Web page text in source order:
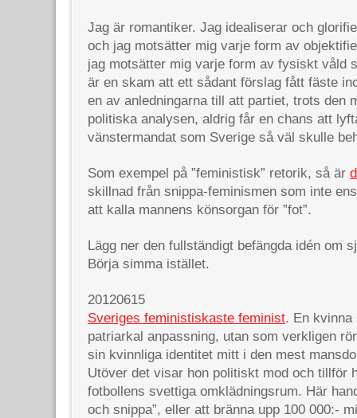
Jag är romantiker. Jag idealiserar och
och jag motsätter mig varje form av
jag motsätter mig varje form av fysiskt våld
är en skam att ett sådant förslag fått fäste
en av anledningarna till att partiet, trots den
politiska analysen, aldrig får en chans att
vänstermandat som Sverige så väl skulle
Som exempel på ”feministisk” retorik, så är
skillnad från snippa-feminismen som inte
att kalla mannens könsorgan för ”fot”.
Lägg ner den fullständigt befängda idén om
Börja simma istället.
20120615
Sveriges feministiskaste feminist. En
patriarkal anpassning, utan som verkligen
sin kvinnliga identitet mitt i den mest
Utöver det visar hon politiskt mod och tillför
fotbollens svettiga omklädningsrum. Här
och snippa”, eller att bränna upp 100 000:-